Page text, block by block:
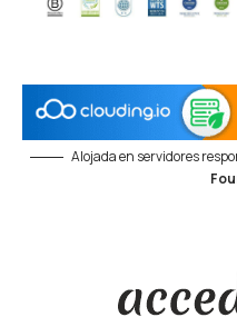
Alojada en servidores